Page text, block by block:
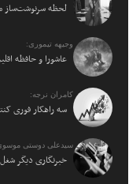
لحظه سرنوشت‌ساز
وجیهه تیموری:
عاشورا و حافظه
کامران نرجه:
سه راهکار فوری
سیدعلی دوستی
خبرنگاری دیگر